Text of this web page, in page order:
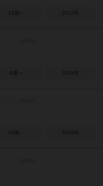
12歳～ 2012年
8歳～ 2018年
10歳～ 2009年